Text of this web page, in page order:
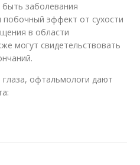
заболевания
эффект от сухости
в области
могут свидетельствовать
офтальмологи дают